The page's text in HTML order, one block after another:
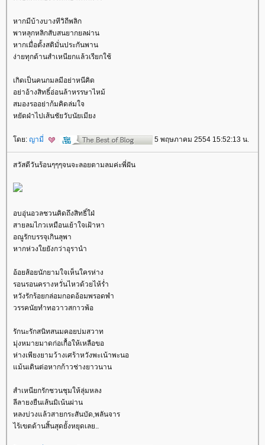
หากมีบ้างบางทีวิถีพลิก
พาหลุกหลิกสับสนยากยลผ่าน
หากเมื่อตั้งสติมั่นประกันพาน
ง่ายทุกด้านสำเหนียกแล้วเรียกใช้
เกิดเป็นคนกมลมีอย่าหนีคิด
อย่าอ้างสิทธิ์อ่อนล้าหรรษาไหม้
สมองรออย่าก้มคิดล่มใจ
หยัดฝ่าไปเส้นชัยวับนัยเมียง
ดย: ญามี่ 5 พฤษภาคม 2554 15:52:13 น.
สวัสดีวันร้อนๆๆๆจนจะลอยตามลมค่ะพี่ฝัน
อบอุ่นอวลชวนคิดถึงสิทธิ์ใฝ่
สายลมไกวเหมือนเย้าใจเฝ้าหา
อณูรักบรรจุเกินลุพา
หากห่วงใยยังกว่าอุรานำ
อ้อยส้อยนักยามใจเห็นใครห่าง
รอนรอนครางหวั่นไหวด้วยไห้ร่ำ
หวังรักร้อยกล่อมกอดอ้อมพรอดพำ
วรรคนัยทำทอวาวสกาวพ้อ
รักนะรักสนิทสนมคอยบ่มสวาท
มุ่งหมายมาดก่อเกื้อให้เหลือขอ
ห่างเพียงยามว้างเศร้าหวังพะเน้าพะนอ
ม้นเดินต่อหากก้าวช่างยาวนาน
สำเหนียกรักชวนชุมให้ลุ่มหลง
ลีลายงยืนเส้นมิเน้นผ่าน
หลงบ่วงแล้วสายกระสันบัด,พลันจาร
ไร้เขตด้านสิ้นสุดยั้งหยุดเลย..